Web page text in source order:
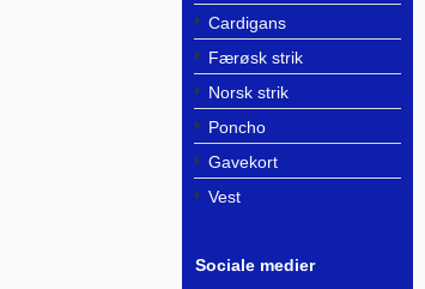
Cardigans
Færøsk strik
Norsk strik
Poncho
Gavekort
Vest
Sociale medier